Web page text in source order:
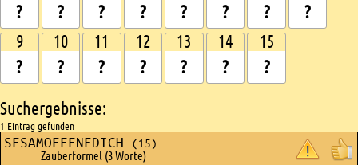
9 10 11 12 13 14 15
Suchergebnisse:
1 Eintrag gefunden
SESAMOEFFNEDICH (15)
Zauberformel (3 Worte)